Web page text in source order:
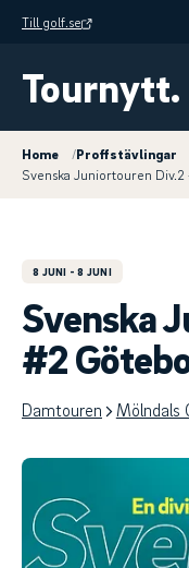
Till golf.se
Tournytt.
Home /Proffstävlingar
Svenska Juniortouren
8 JUNI - 8 JUNI
Svenska
#2
Damtouren Mölndals